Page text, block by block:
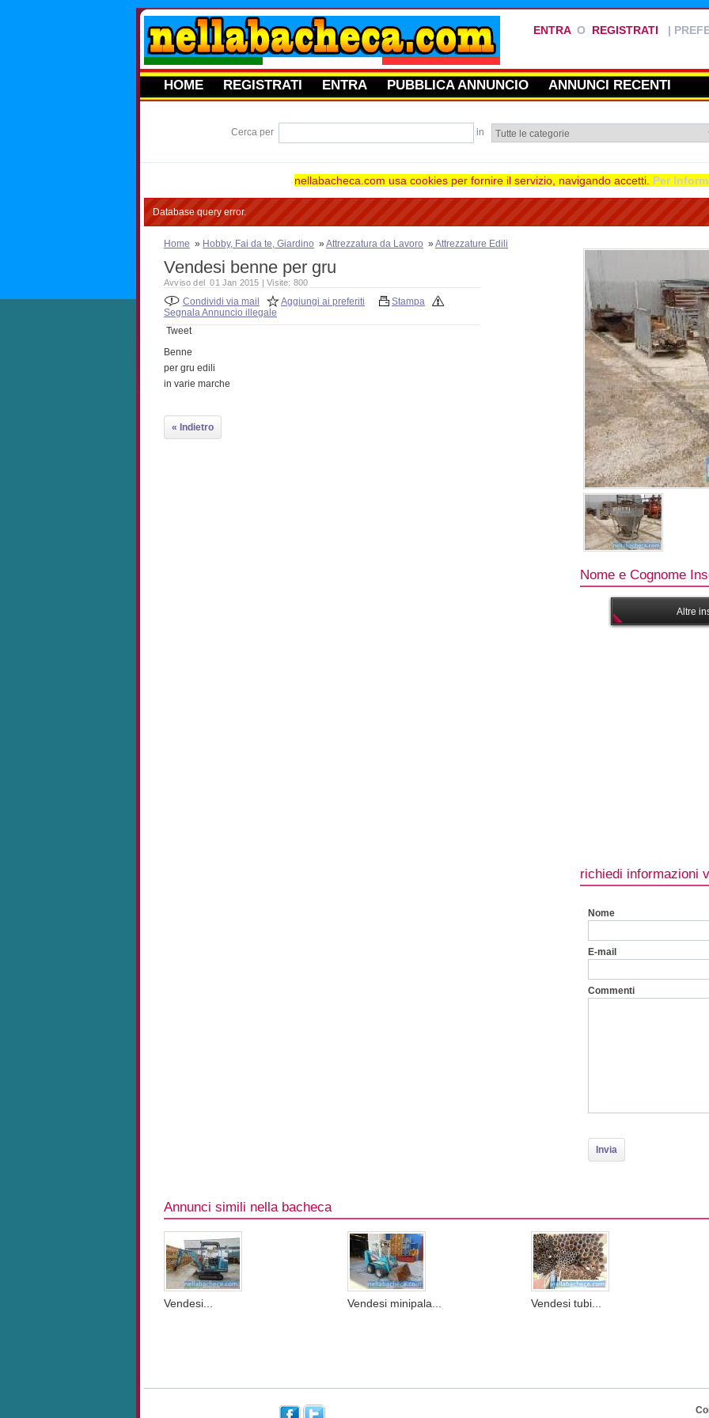
ENTRAO REGISTRATI |
HOME REGISTRATI ENTRA PUBBLICA ANNUNCIO ANNUNCI RECENTI
Cerca per in
nellabacheca.com usa cookies per fornire il servizio, navigando accetti. Per
Database query error.
Home » Hobby, Fai da te, Giardino »Attrezzatura da Lavoro »Attrezzature Edili
Vendesi benne per gru
Avviso del 01 Jan 2015 | Visite: 800
Condividi via mail Aggiungi ai preferiti
Stampa
Segnala Annuncio illegale
Tweet
Benne
per gru edili
in varie marche
« Indietro
Nome e Cognome
Altre
richiedi informazioni
Nome
E-mail
Commenti
Annunci simili nella bacheca
Vendesi... Vendesi minipala... Vendesi tubi...